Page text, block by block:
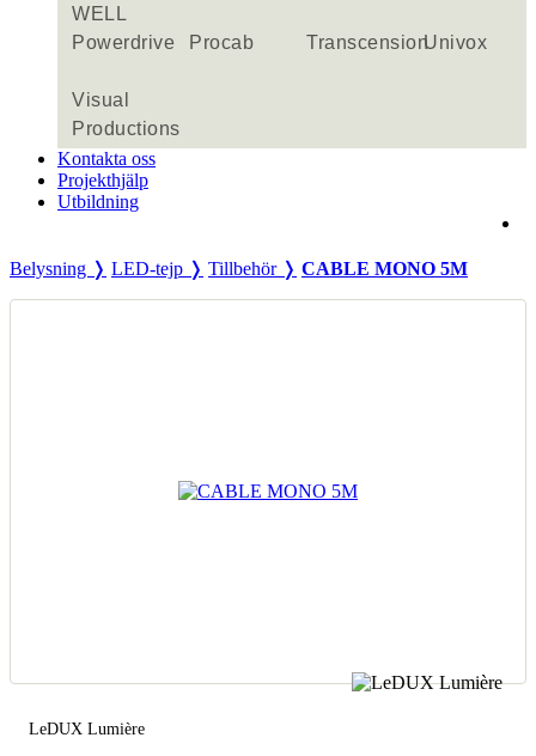
WELL
Powerdrive Procab TranscensionUnivox
Visual
Productions
Kontakta oss
Projekthjälp
Utbildning
Belysning ❭ LED-tejp ❭ Tillbehör ❭ CABLE MONO 5M
LeDUX Lumière